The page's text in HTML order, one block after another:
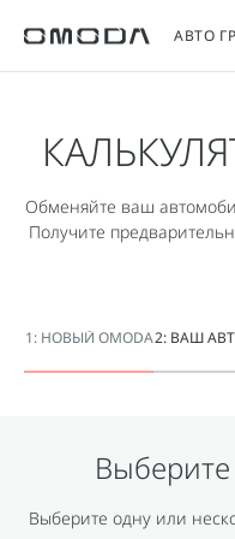
АВТО
C5
C7
от 2 739 000 ₽*
Выбор и покупка
Cпецпредложения
Кредит и страхование
Кредитные программы
Сервис
Поддержка
Дополнительная
Руководства по
О бренде
Онлайн-сервисы
Приложение O&J
Бренд JAECOO
Правовая информация
Обменяйте ваш
Получите
1: НОВЫЙ OMODA2: ВАШ
Выберите одну или